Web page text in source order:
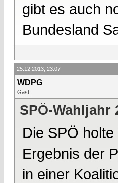
gibt es auch
Bundesland
25.12.2013, 23:07
WDPG
Gast
SPÖ-Wahljahr
Die SPÖ
Ergebnis der
in einer